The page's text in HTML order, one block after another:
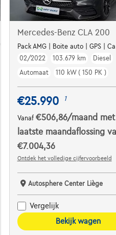
Cam
Mercedes-Benz CLA 200
Pack AMG | Boite auto | GPS |
02/2022
103.679 km
Diesel
Automaat
110 kW ( 150 PK )
€25.990 1
Vanaf €506,86/maand
laatste maandaflossing
€7.004,36
Ontdek het volledige cijfervoorbeeld
Autosphere Center Liège
Vergelijk
Bekijk wagen